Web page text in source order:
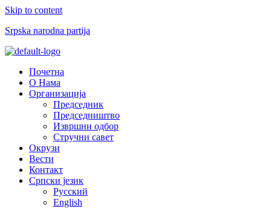
Skip to content
Srpska narodna partija
Menu
Почетна
О Нама
Организација
Председник
Председништво
Извршни одбор
Стручни савет
Окрузи
Вести
Контакт
Српски језик
Русский
English